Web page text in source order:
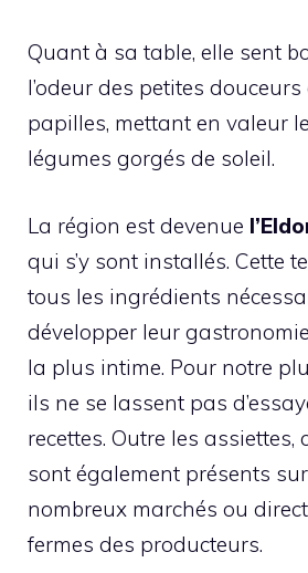
Quant à sa table, elle sent
l’odeur des petites
papilles, mettant en valeur
légumes gorgés de soleil.
La région est devenue
qui s’y sont installés. Cette
tous les ingrédients
développer leur
la plus intime. Pour notre
ils ne se lassent pas
recettes. Outre les assiettes,
sont également présents
nombreux marchés ou
fermes des producteurs.